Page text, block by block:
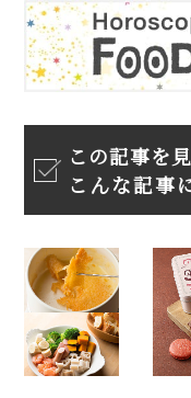
この記事を
こんな記事